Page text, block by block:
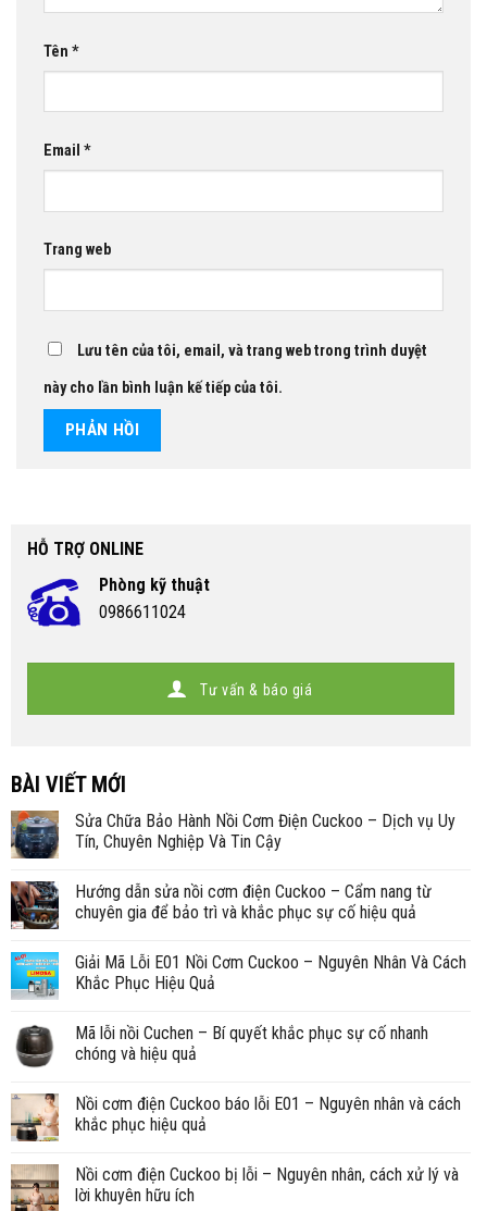
Tên *
Email *
Trang web
Lưu tên của tôi, email, và trang web trong trình duyệt
này cho lần bình luận kế tiếp của tôi.
HỖ TRỢ ONLINE
Phòng kỹ thuật
0986611024
Tư vấn & báo giá
BÀI VIẾT MỚI
Sửa Chữa Bảo Hành Nồi Cơm Điện Cuckoo – Dịch vụ Uy
Tín, Chuyên Nghiệp Và Tin Cậy
Hướng dẫn sửa nồi cơm điện Cuckoo – Cẩm nang từ
chuyên gia để bảo trì và khắc phục sự cố hiệu quả
Giải Mã Lỗi E01 Nồi Cơm Cuckoo – Nguyên Nhân Và Cách
Khắc Phục Hiệu Quả
Mã lỗi nồi Cuchen – Bí quyết khắc phục sự cố nhanh
chóng và hiệu quả
Nồi cơm điện Cuckoo báo lỗi E01 – Nguyên nhân và cách
khắc phục hiệu quả
Nồi cơm điện Cuckoo bị lỗi – Nguyên nhân, cách xử lý và
lời khuyên hữu ích